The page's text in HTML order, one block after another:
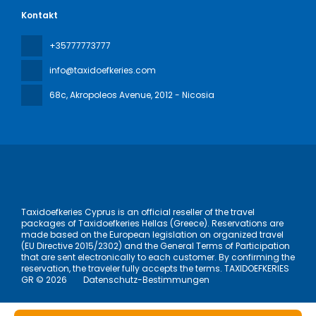
Im Mai 2001 bestätigte Emirates, dass auf Anweisung von
Scheich Mohammed bis zu 60 neue Großraumflugzeuge
des Typs A380 im Wert von U$ 10 Milliarden gekauft
werden. 7 Airbusse des Typs A380 mit 555 Sitzen hatte
Emirates bereits als erste Airline in Auftrag gegeben.
Damit steht ab 2006 eine Mindestkapazität von 35.000
Passagieren täglich zur Verfügung.
Anfang 2001 wurde das außergewöhnlichste Projekt
von der mexikanischen Hazienda über chinesische
Pavillons bis zum Südstaaten-Anwesen. Wer hier in eine
Immobilie investieren will, muss sich beeilen; das meiste
Kontakt
+35777773777
info@taxidoefkeries.com
68c, Akropoleos Avenue, 2012 - Nicosia
Taxidoefkeries Cyprus is an official reseller of the travel
packages of Taxidoefkeries Hellas (Greece). Reservations are
made based on the European legislation on organized travel
(EU Directive 2015/2302) and the General Terms of Participation
that are sent electronically to each customer. By confirming the
reservation, the traveler fully accepts the terms. TAXIDOEFKERIES
GR © 2026
Datenschutz-Bestimmungen